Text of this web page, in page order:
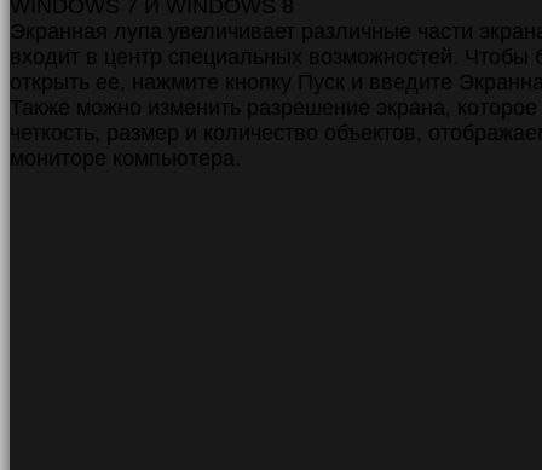
WINDOWS 7 И WINDOWS 8
Экранная лупа увеличивает различные части
входит в центр специальных возможностей. Чтобы
открыть ее, нажмите кнопку Пуск и введите
Также можно изменить разрешение экрана,
четкость, размер и количество объектов,
мониторе компьютера.